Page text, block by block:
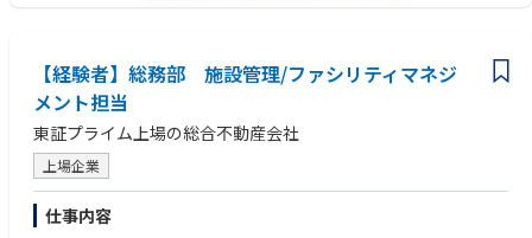
・個人にノルマのような目標を課すことなく、互いに支え合いながらチー
ムでの目標達成を目指す体制です
・リモート中心のハイブリッドワーク＆フレックスを採用し、事業成長に
ダイレクトに貢献できる「やりがい」と「柔軟な働き方」を両立できる環
境です
【経験者】総務部 施設管理/ファシリティマネジ
メント担当
東証プライム上場の総合不動産会社
上場企業
仕事内容